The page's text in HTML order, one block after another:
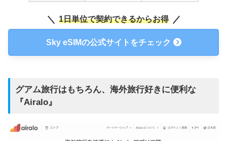
1日単位で契約できるからお得
Sky eSIMの公式サイトをチェック
グアム旅行はもちろん、海外旅行好きに便利な
『Airalo』